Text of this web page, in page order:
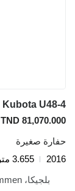
Kubota U48-4
TND 81,070.000
حفارة صغيرة
2016
3.655 متر / ساعة
بلجيكا، Lummen